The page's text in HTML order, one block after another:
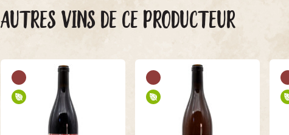
AUTRES VINS DE CE PRODUCTEUR